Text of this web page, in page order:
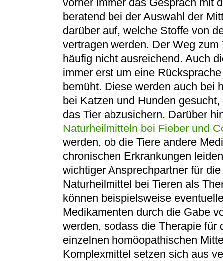
vorher immer das Gespräch mit
beratend bei der Auswahl der
darüber auf, welche Stoffe von
vertragen werden. Der Weg
häufig nicht ausreichend. Auch
immer erst um eine
bemüht. Diese werden auch bei
bei Katzen und Hunden
das Tier abzusichern. Darüber
Naturheilmitteln bei Fieber und
werden, ob die Tiere andere
chronischen Erkrankungen
wichtiger Ansprechpartner für
Naturheilmittel bei Tieren als
können beispielsweise
Medikamenten durch die Gabe
werden, sodass die Therapie für
einzelnen homöopathischen
Komplexmittel setzen sich aus